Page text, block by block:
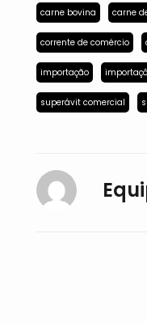
carne bovina carne
corrente de comércio
importação
superávit comercial